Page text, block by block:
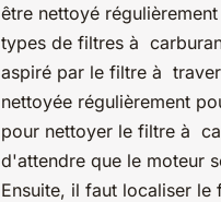
être nettoyé
types de filtres à
aspiré par le filtre à
nettoyée régulièrement
pour nettoyer le filtre à
d'attendre que le moteur
Ensuite, il faut localiser